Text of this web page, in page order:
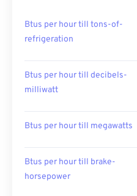
Btus per hour till tons-of-
refrigeration
Btus per hour till decibels-
milliwatt
Btus per hour till megawatts
Btus per hour till brake-
horsepower